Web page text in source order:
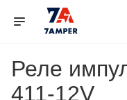
Реле
411-12V